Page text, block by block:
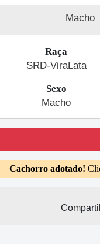
Macho
Raça
SRD-ViraLata
Sexo
Macho
Cachorro adotado!